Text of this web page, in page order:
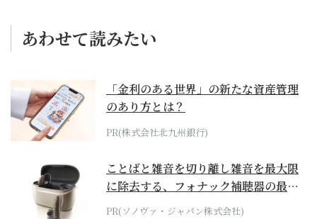
あわせて読みたい
「金利のある世界」の新たな資産管理
のあり方とは？
PR(株式会社北九州銀行)
ことばと雑音を切り離し雑音を最大限
に除去する、フォナック補聴器の最上
位モデル
PR(ソノヴァ・ジャパン株式会社)